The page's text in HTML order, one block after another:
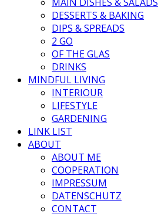
DESSERTS & BAKING
DIPS & SPREADS
2 GO
OF THE GLAS
DRINKS
MINDFUL LIVING
INTERIOUR
LIFESTYLE
GARDENING
LINK LIST
ABOUT
ABOUT ME
COOPERATION
IMPRESSUM
DATENSCHUTZ
CONTACT